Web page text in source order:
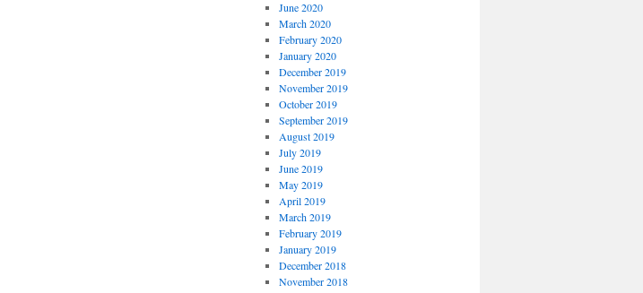
June 2020
March 2020
February 2020
January 2020
December 2019
November 2019
October 2019
September 2019
August 2019
July 2019
June 2019
May 2019
April 2019
March 2019
February 2019
January 2019
December 2018
November 2018